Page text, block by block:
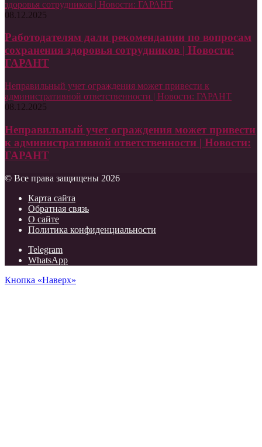
здоровья сотрудников | Новости: ГАРАНТ
08.12.2025
Работодателям дали рекомендации по вопросам
сохранения здоровья сотрудников | Новости:
ГАРАНТ
Неправильный учет ограждения может привести к
административной ответственности | Новости: ГАРАНТ
08.12.2025
Неправильный учет ограждения может привести
к административной ответственности | Новости:
ГАРАНТ
© Все права защищены 2026
Карта сайта
Обратная связь
О сайте
Политика конфиденциальности
Telegram
WhatsApp
Кнопка «Наверх»